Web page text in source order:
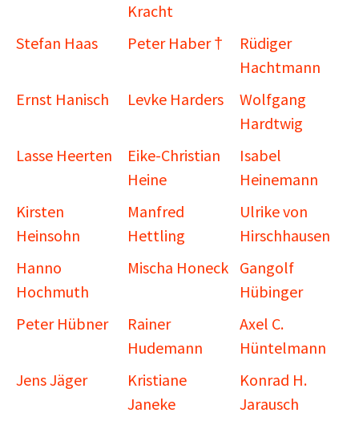
Kracht
Stefan Haas Peter Haber †
Rüdiger
Hachtmann
Ernst Hanisch
Levke Harders
Wolfgang
Hardtwig
Lasse Heerten
Eike-Christian
Heine
Isabel
Heinemann
Kirsten
Heinsohn
Manfred
Hettling
Ulrike von
Hirschhausen
Hanno
Hochmuth
Mischa Honeck Gangolf
Hübinger
Peter Hübner
Rainer
Hudemann
Axel C.
Hüntelmann
Jens Jäger
Kristiane
Janeke
Konrad H.
Jarausch